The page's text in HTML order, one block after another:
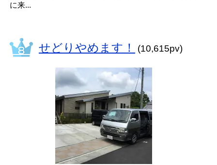
に来...
せどりやめます！ (10,615pv)